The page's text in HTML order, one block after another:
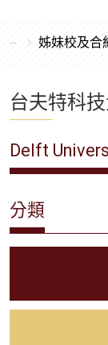
姊妹校及合
台夫特科
Delft
分類